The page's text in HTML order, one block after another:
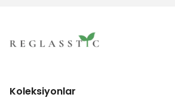
Koleksiyonlar